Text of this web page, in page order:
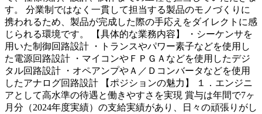
す。 分業制ではなく一貫して担当する製品のモノづくりに
携われるため、製品が完成した際の手応えをダイレクトに感
じられる環境です。 【具体的な業務内容】 ・シーケンサを
用いた制御回路設計 ・トランスやパワー素子などを使用し
た電源回路設計 ・マイコンやＦＰＧＡなどを使用したデジ
タル回路設計 ・オペアンプやＡ／Ｄコンバータなどを使用
したアナログ回路設計 【ポジションの魅力】 １．エンジニ
アとして高水準の待遇と働きやすさを実現 賞与は年間で7ヶ
月分（2024年度実績）の支給実績があり、日々の頑張りがし